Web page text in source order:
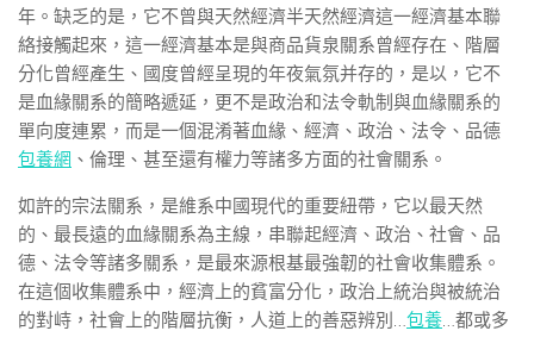
年。缺乏的是，它不曾與天然經濟半天然經濟這一經濟基本聯
絡接觸起來，這一經濟基本是與商品貨泉關系曾經存在、階層
分化曾經產生、國度曾經呈現的年夜氣氛并存的，是以，它不
是血緣關系的簡略遞延，更不是政治和法令軌制與血緣關系的
單向度連累，而是一個混淆著血緣、經濟、政治、法令、品德
包養網 、倫理、甚至還有權力等諸多方面的社會關系。
如許的宗法關系，是維系中國現代的重要紐帶，它以最天然
的、最長遠的血緣關系為主線，串聯起經濟、政治、社會、品
德、法令等諸多關系，是最來源根基最強韌的社會收集體系。
在這個收集體系中，經濟上的貧富分化，政治上統治與被統治
的對峙，社會上的階層抗衡，人道上的善惡辨別…包養…都或多